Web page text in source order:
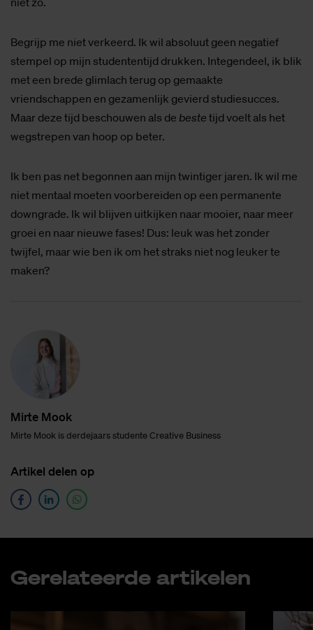
Begrijp me niet verkeerd. Ik wil absoluut geen negatief
stempel op mijn studententijd drukken. Integendeel, ik blik
met een brede glimlach terug op gemaakte
vriendschappen en gezamenlijk gevierd studiesucces.
Maar deze tijd beschouwen als de beste tijd voelt als het
wegstrepen van hoop op beter.
Ik ben pas net begonnen aan mijn twintiger jaren. Ik wil me
niet mentaal moeten voorbereiden op een permanente
downgrade. Ik wil blijven uitkijken naar mooier, naar meer
groei en naar nieuwe fases! Dus: leuk was het zonder
twijfel, maar wie ben ik om het straks niet nog leuker te
maken?
Mir­te Mook
Mirte Mook is derdejaars studente Creative Business
Ar­ti­kel de­len op
Ge­re­la­teer­de ar­ti­ke­len